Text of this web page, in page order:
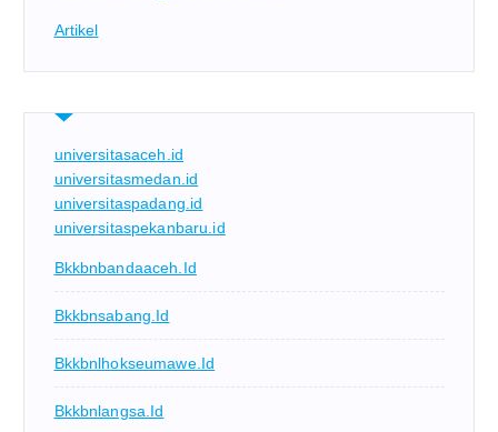
Artikel
universitasaceh.id
universitasmedan.id
universitaspadang.id
universitaspekanbaru.id
Bkkbnbandaaceh.id
Bkkbnsabang.id
Bkkbnlhokseumawe.id
Bkkbnlangsa.id